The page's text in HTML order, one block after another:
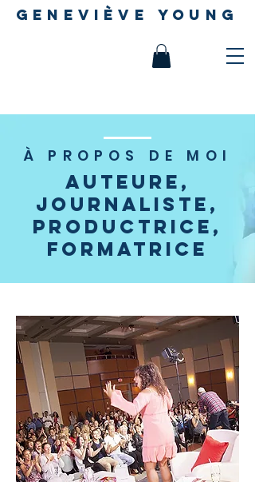
geneviève young
À PROPOS DE MOI
Auteure,
journaliste,
productrice,
formatrice